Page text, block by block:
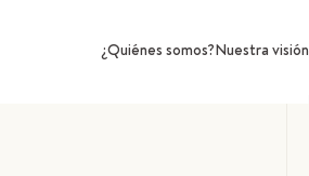
¿Quiénes somos?Nuestra visión